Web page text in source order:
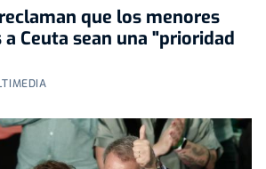
que los menores
Ceuta sean una "prioridad